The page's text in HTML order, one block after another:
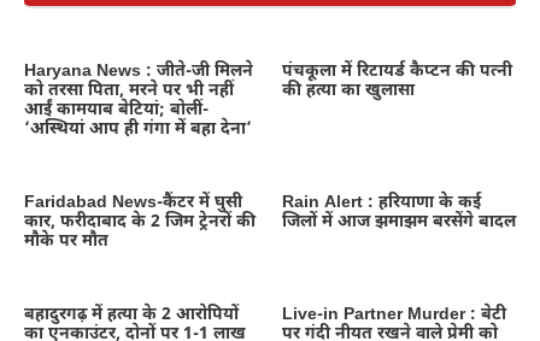
Haryana News : जीते-जी मिलने
को तरसा पिता, मरने पर भी नहीं
आईं कामयाब बेटियां; बोलीं-
‘अस्थियां आप ही गंगा में बहा देना’
पंचकूला में रिटायर्ड कैप्टन की पत्नी
की हत्या का खुलासा
Faridabad News-कैंटर में घुसी
कार, फरीदाबाद के 2 जिम ट्रेनरों की
मौके पर मौत
Rain Alert : हरियाणा के कई
जिलों में आज झमाझम बरसेंगे बादल
बहादुरगढ़ में हत्या के 2 आरोपियों
का एनकाउंटर, दोनों पर 1-1 लाख
Live-in Partner Murder : बेटी
पर गंदी नीयत रखने वाले प्रेमी को